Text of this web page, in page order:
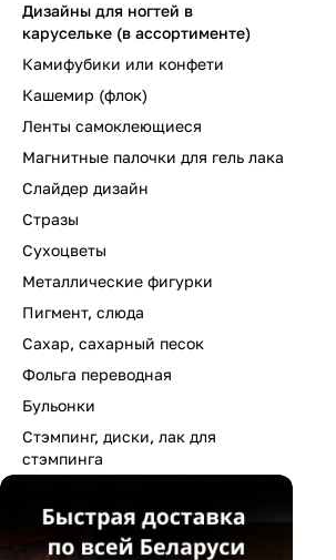
Дизайны для ногтей в
карусельке (в ассортименте)
Камифубики или конфети
Кашемир (флок)
Ленты самоклеющиеся
Магнитные палочки для гель лака
Слайдер дизайн
Стразы
Сухоцветы
Металлические фигурки
Пигмент, слюда
Сахар, сахарный песок
Фольга переводная
Бульонки
Стэмпинг, диски, лак для
стэмпинга